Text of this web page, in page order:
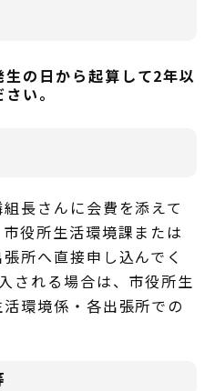
の日から起算して2年以
い。
長さんに会費を添えて
役所生活環境課または
所へ直接申し込んでく
される場合は、市役所生
環境係・各出張所での